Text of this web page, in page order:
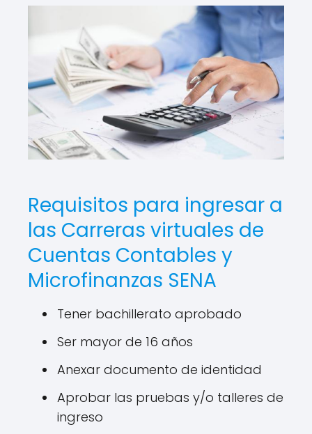
Requisitos para ingresar a
las Carreras virtuales de
Cuentas Contables y
Microfinanzas SENA
Tener bachillerato aprobado
Ser mayor de 16 años
Anexar documento de identidad
Aprobar las pruebas y/o talleres de
ingreso